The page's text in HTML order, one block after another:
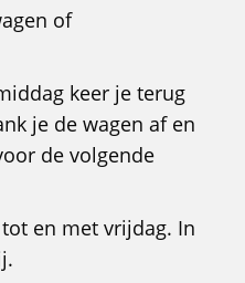
of
keer je terug
je de wagen af en
de volgende
en met vrijdag. In